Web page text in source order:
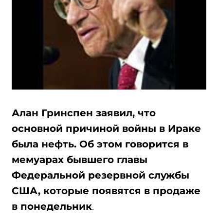
Алан Гринспен заявил, что
основной причиной войны в Ираке
была нефть. Об этом говорится в
мемуарах бывшего главы
Федеральной резервной службы
США, которые появятся в продаже
в понедельник.